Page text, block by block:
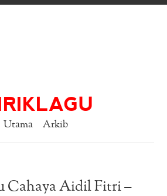
Utama Arkib
Cahaya Aidil Fitri –